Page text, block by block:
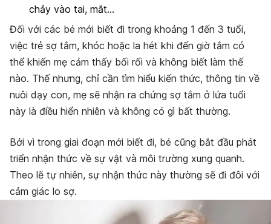
chảy vào tai, mắt…
Đối với các bé mới biết đi trong khoảng 1 đến 3 tuổi,
việc trẻ sợ tắm, khóc hoặc la hét khi đến giờ tắm có
thể khiến mẹ cảm thấy bối rối và không biết làm thế
nào. Thế nhưng, chỉ cần tìm hiểu kiến thức, thông tin về
nuôi dạy con, mẹ sẽ nhận ra chứng sợ tắm ở lứa tuổi
này là điều hiển nhiên và không có gì bất thường.
Bởi vì trong giai đoạn mới biết đi, bé cũng bắt đầu phát
triển nhận thức về sự vật và môi trường xung quanh.
Theo lẽ tự nhiên, sự nhận thức này thường sẽ đi đôi với
cảm giác lo sợ.